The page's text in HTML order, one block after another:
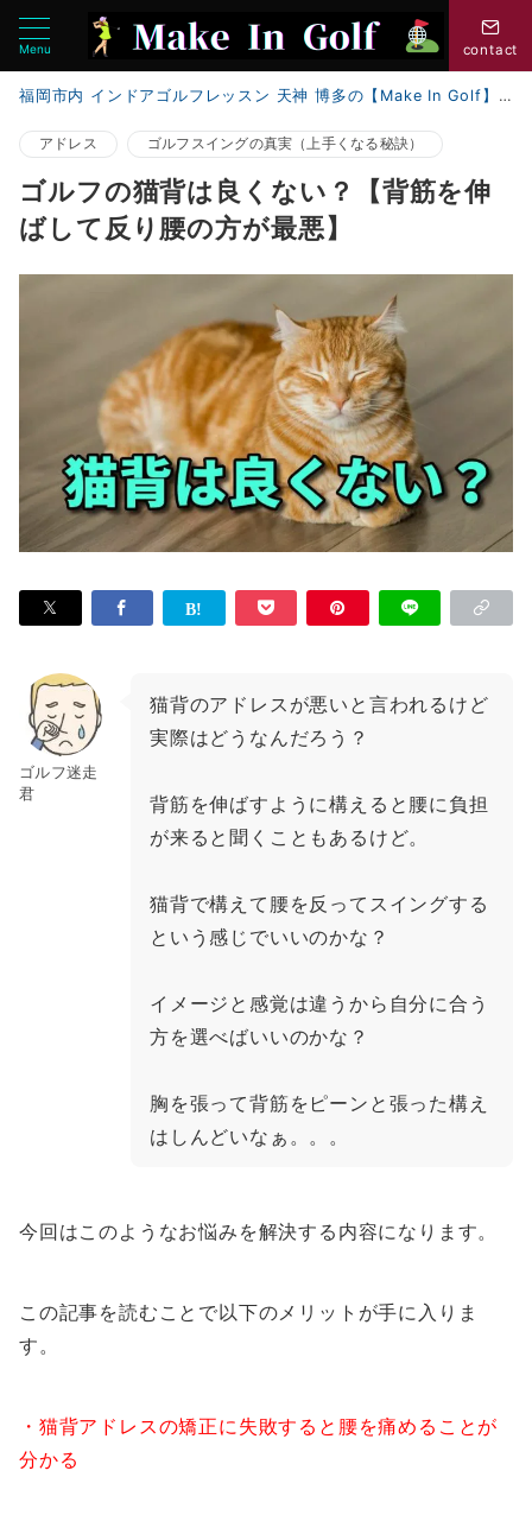
Menu contact
福岡市内 インドアゴルフレッスン 天神 博多の【Make In Golf】
アドレス ゴルフスイングの真実（上手くなる秘訣）
ゴルフの猫背は良くない？【背筋を伸
ばして反り腰の方が最悪】
ゴルフ迷走
君
猫背のアドレスが悪いと言われるけど
実際はどうなんだろう？
背筋を伸ばすように構えると腰に負担
が来ると聞くこともあるけど。
猫背で構えて腰を反ってスイングする
という感じでいいのかな？
イメージと感覚は違うから自分に合う
方を選べばいいのかな？
胸を張って背筋をピーンと張った構え
はしんどいなぁ。。。
今回はこのようなお悩みを解決する内容になります。
この記事を読むことで以下のメリットが手に入りま
す。
・猫背アドレスの矯正に失敗すると腰を痛めることが
分かる